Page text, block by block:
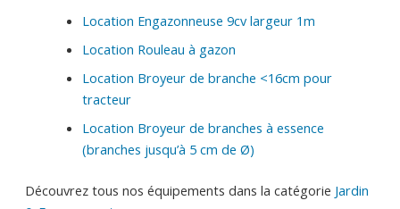
Location Engazonneuse 9cv largeur 1m
Location Rouleau à gazon
Location Broyeur de branche <16cm pour
tracteur
Location Broyeur de branches à essence
(branches jusqu’à 5 cm de Ø)
Découvrez tous nos équipements dans la catégorie Jardin